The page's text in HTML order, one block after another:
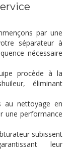
par une
séparateur à
nécessaire
procède à la
éliminant
au nettoyage en
une performance
subissent
leur